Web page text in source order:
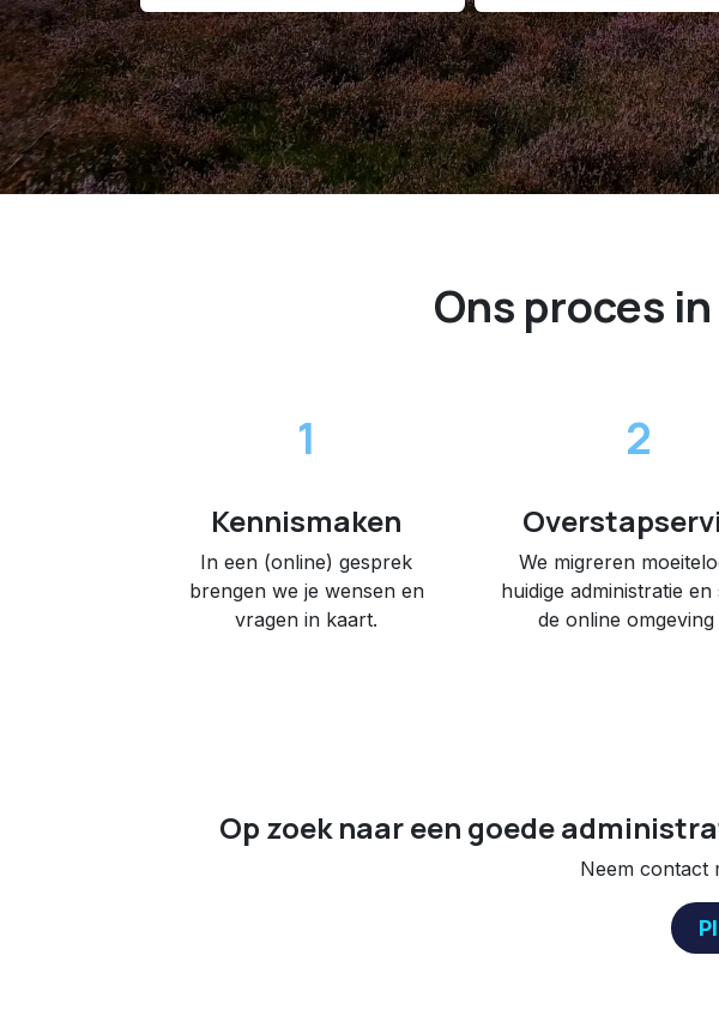
Ons proces
1
Kennismaken
In een (online) gesprek
brengen we je wensen en
vragen in kaart.
2
We migreren
huidige administratie en
de online omgeving
Op zoek naar een goede
Neem contact